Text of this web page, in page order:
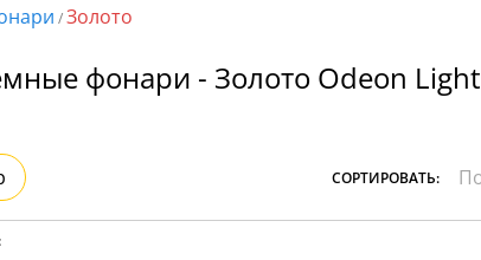
и прихожая
Золото
Черные
/Золото
фонари - Золото Odeon Light
СОРТИРОВАТЬ: